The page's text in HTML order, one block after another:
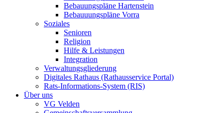
Bebauungspläne Hartenstein
Bebauuungspläne Vorra
Soziales
Senioren
Religion
Hilfe & Leistungen
Integration
Verwaltungsgliederung
Digitales Rathaus (Rathausservice Portal)
Rats-Informations-System (RIS)
Über uns
VG Velden